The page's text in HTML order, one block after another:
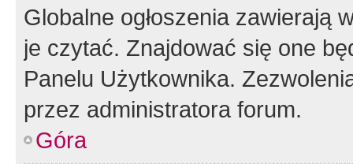
Globalne ogłoszenia zawierają
je czytać. Znajdować się one
Panelu Użytkownika.
przez administratora forum.
Góra